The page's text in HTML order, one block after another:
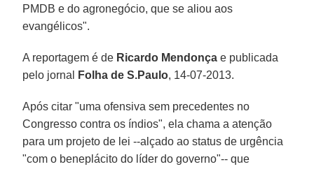
PMDB e do agronegócio, que se aliou aos
evangélicos".
A reportagem é de Ricardo Mendonça e publicada
pelo jornal
Folha de S.Paulo, 14-07-2013.
Após citar "uma ofensiva sem precedentes no
Congresso contra os índios", ela chama a atenção
para um projeto de lei --alçado ao status de urgência
"com o beneplácito do líder do governo"-- que